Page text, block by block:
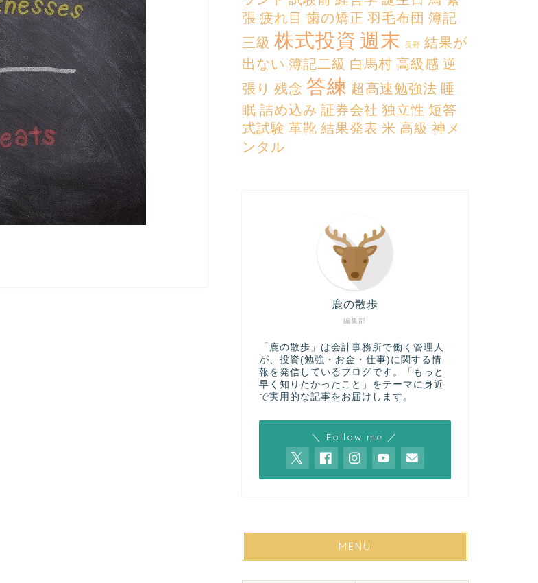
張 疲れ目 歯の矯正 羽毛布団 簿記
三級 株式投資 週末 長野 結果が
出ない 簿記二級 白馬村 高級感 逆
張り 残念 答練 超高速勉強法 睡
眠 詰め込み 証券会社 独立性 短答
式試験 革靴 結果発表 米 高級 神メ
ンタル
編集部
鹿の散歩
「鹿の散歩」は会計事務所で働く管理人
が、投資(勉強・お金・仕事)に関する情
報を発信しているブログです。「もっと
早く知りたかったこと」をテーマに身近
で実用的な記事をお届けします。
＼ Follow me ／
MENU